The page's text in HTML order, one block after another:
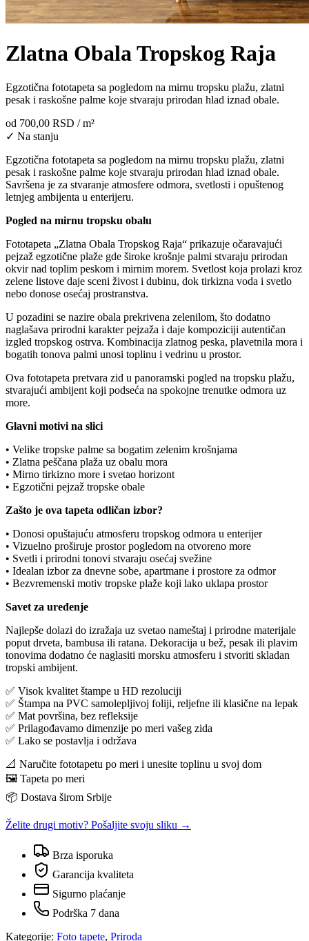
Zlatna Obala Tropskog Raja
Egzotična fototapeta sa pogledom na mirnu tropsku plažu, zlatni
pesak i raskošne palme koje stvaraju prirodan hlad iznad obale.
od 700,00 RSD / m²
✓ Na stanju
Egzotična fototapeta sa pogledom na mirnu tropsku plažu, zlatni
pesak i raskošne palme koje stvaraju prirodan hlad iznad obale.
Savršena je za stvaranje atmosfere odmora, svetlosti i opuštenog
letnjeg ambijenta u enterijeru.
Pogled na mirnu tropsku obalu
Fototapeta „Zlatna Obala Tropskog Raja“ prikazuje očaravajući
pejzaž egzotične plaže gde široke krošnje palmi stvaraju prirodan
okvir nad toplim peskom i mirnim morem. Svetlost koja prolazi kroz
zelene listove daje sceni živost i dubinu, dok tirkizna voda i svetlo
nebo donose osećaj prostranstva.
U pozadini se nazire obala prekrivena zelenilom, što dodatno
naglašava prirodni karakter pejzaža i daje kompoziciji autentičan
izgled tropskog ostrva. Kombinacija zlatnog peska, plavetnila mora i
bogatih tonova palmi unosi toplinu i vedrinu u prostor.
Ova fototapeta pretvara zid u panoramski pogled na tropsku plažu,
stvarajući ambijent koji podseća na spokojne trenutke odmora uz
more.
Glavni motivi na slici
• Velike tropske palme sa bogatim zelenim krošnjama
• Zlatna peščana plaža uz obalu mora
• Mirno tirkizno more i svetao horizont
• Egzotični pejzaž tropske obale
Zašto je ova tapeta odličan izbor?
• Donosi opuštajuću atmosferu tropskog odmora u enterijer
• Vizuelno proširuje prostor pogledom na otvoreno more
• Svetli i prirodni tonovi stvaraju osećaj svežine
• Idealan izbor za dnevne sobe, apartmane i prostore za odmor
• Bezvremenski motiv tropske plaže koji lako uklapa prostor
Savet za uređenje
Najlepše dolazi do izražaja uz svetao nameštaj i prirodne materijale
poput drveta, bambusa ili ratana. Dekoracija u bež, pesak ili plavim
tonovima dodatno će naglasiti morsku atmosferu i stvoriti skladan
tropski ambijent.
✅ Visok kvalitet štampe u HD rezoluciji
✅ Štampa na PVC samolepljivoj foliji, reljefne ili klasične na lepak
✅ Mat površina, bez refleksije
✅ Prilagođavamo dimenzije po meri vašeg zida
✅ Lako se postavlja i održava
📐 Naručite fototapetu po meri i unesite toplinu u svoj dom
🖼️ Tapeta po meri
📦 Dostava širom Srbije
Želite drugi motiv? Pošaljite svoju sliku →
Brza isporuka
Garancija kvaliteta
Sigurno plaćanje
Podrška 7 dana
Kategorije: Foto tapete, Priroda